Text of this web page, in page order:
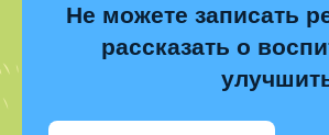
Не можете записать
рассказать о